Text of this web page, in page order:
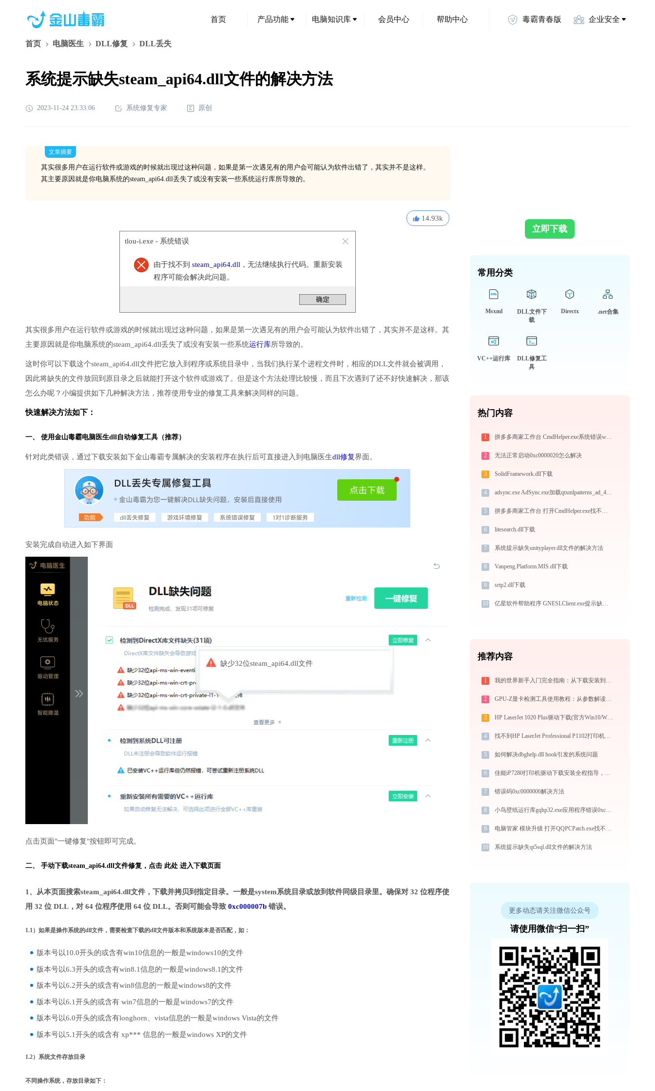
首页 产品功能 电脑知识库 会员中心 帮助中心 毒霸青春版 企业安全
首页 电脑医生 DLL修复 DLL丢失
系统提示缺失steam_api64.dll文件的解决方法
2023-11-24 23:33:06 系统修复专家 原创
文章摘要
其实很多用户在运行软件或游戏的时候就出现过这种问题，如果是第一次遇见有的用户会可能认为软件出错了，其实并不是这样。
其主要原因就是你电脑系统的steam_api64.dll丢失了或没有安装一些系统运行库所导致的。
14.93k
tlou-i.exe - 系统错误
由于找不到 steam_api64.dll ，无法继续执行代码。重新安装
程序可能会解决此问题。
其实很多用户在运行软件或游戏的时候就出现过这种问题，如果是第一次遇见有的用户会可能认为软件出错了，其实并不是这样。其
主要原因就是你电脑系统的steam_api64.dll丢失了或没有安装一些系统运行库所导致的。
这时你可以下载这个steam_api64.dll文件把它放入到程序或系统目录中，当我们执行某个进程文件时，相应的DLL文件就会被调用，
因此将缺失的文件放回到原目录之后就能打开这个软件或游戏了。但是这个方法处理比较慢，而且下次遇到了还不好快速解决，那该
怎么办呢？小编提供如下几种解决方法，推荐使用专业的修复工具来解决同样的问题。
快速解决方法如下：
一、 使用金山毒霸电脑医生dll自动修复工具（推荐）
针对此类错误，通过下载安装如下金山毒霸专属解决的安装程序在执行后可直接进入到电脑医生dll修复界面。
安装完成自动进入如下界面
缺少32位steam_api64.dll文件
点击页面"一键修复"按钮即可完成。
二、 手动下载steam_api64.dll文件修复， 点击 此处 进入下载页面
1、从本页面搜索steam_api64.dll文件，下载并拷贝到指定目录。一般是system系统目录或放到软件同级目录里。确保对 32 位程序使
用 32 位 DLL，对 64 位程序使用 64 位 DLL。否则可能会导致 0xc000007b 错误。
1.1）如果是操作系统的dll文件，需要检查下载的dll文件版本和系统版本是否匹配，如：
版本号以10.0开头的或含有win10信息的一般是windows10的文件
版本号以6.3开头的或含有win8.1信息的一般是windows8.1的文件
版本号以6.2开头的或含有win8信息的一般是windows8的文件
版本号以6.1开头的或含有 win7信息的一般是windows7的文件
版本号以6.0开头的或含有longhorn、vista信息的一般是windows Vista的文件
版本号以5.1开头的或含有 xp*** 信息的一般是windows XP的文件
1.2）系统文件存放目录
不同操作系统，存放目录如下：
立即下载
常用分类
Msxml
DLL文件下
载
Directx .net合集
VC++运行库
DLL修复工
具
热门内容
1 拼多多商家工作台 CmdHelper.exe系统错误wlanutil.dll丢失如何解决
2 无法正常启动0xc0000020怎么解决
3 SolidFramework.dll下载
4 adsync.exe AdSync.exe加载qtxmlpatterns_ad_4.dll文件丢失处理办法
5 拼多多商家工作台 打开CmdHelper.exe找不到msvcr100.dll怎么办
6 litesearch.dll下载
7 系统提示缺失unityplayer.dll文件的解决方法
8 Vanpeng.Platform.MIS.dll下载
9 srtp2.dll下载
10 亿星软件帮助程序 GNESLClient.exe提示缺少gnpcre.dll文件的解决办法
推荐内容
1 我的世界新手入门完全指南：从下载安装到生存第一天，一篇讲透
2 GPU-Z显卡检测工具使用教程：从参数解读到BIOS备份，一站式掌握显卡信息
3 HP LaserJet 1020 Plus驱动下载(官方Win10/Win11)
4 找不到HP LaserJet Professional P1102打印机驱动？这篇全面下载安装指南帮到你
5 如何解决dbghelp.dll hook引发的系统问题
6 佳能iP7280打印机驱动下载安装全程指导，轻松解决打印问题
7 错误码0xc0000006解决方法
8 小鸟壁纸运行库gqhp32.exe应用程序错误0xc0000005解决方法
9 电脑管家 模块升级 打开QQPCPatch.exe找不到msacm32.dll怎么办
10 系统提示缺失qt5sql.dll文件的解决方法
更多动态请关注微信公众号
请使用微信“扫一扫”